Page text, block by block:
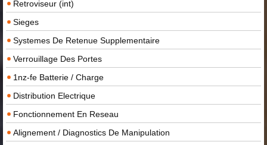
Retroviseur (int)
Sieges
Systemes De Retenue Supplementaire
Verrouillage Des Portes
1nz-fe Batterie / Charge
Distribution Electrique
Fonctionnement En Reseau
Alignement / Diagnostics De Manipulation